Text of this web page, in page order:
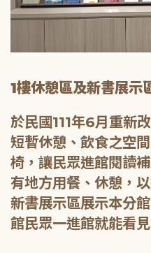
1樓休憩區及新書展
於民國111年6月重新
短暫休憩、飲食之空
椅，讓民眾進館閱讀
有地方用餐、休憩，
新書展示區展示本分
館民眾一進館就能看見